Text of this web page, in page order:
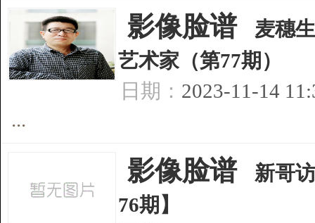
影像脸谱]
麦穗
艺术家（第77期）
日期： 2023-11-14
...
影像脸谱]
新哥
76期】